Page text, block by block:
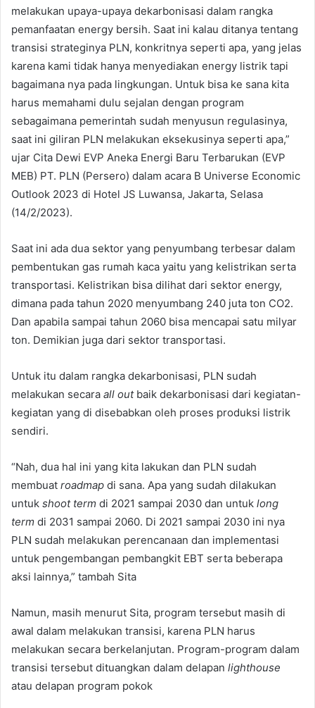
melakukan upaya-upaya dekarbonisasi dalam rangka
pemanfaatan energy bersih. Saat ini kalau ditanya tentang
transisi strateginya PLN, konkritnya seperti apa, yang jelas
karena kami tidak hanya menyediakan energy listrik tapi
bagaimana nya pada lingkungan. Untuk bisa ke sana kita
harus memahami dulu sejalan dengan program
sebagaimana pemerintah sudah menyusun regulasinya,
saat ini giliran PLN melakukan eksekusinya seperti apa,”
ujar Cita Dewi EVP Aneka Energi Baru Terbarukan (EVP
MEB) PT. PLN (Persero) dalam acara B Universe Economic
Outlook 2023 di Hotel JS Luwansa, Jakarta, Selasa
(14/2/2023).
Saat ini ada dua sektor yang penyumbang terbesar dalam
pembentukan gas rumah kaca yaitu yang kelistrikan serta
transportasi. Kelistrikan bisa dilihat dari sektor energy,
dimana pada tahun 2020 menyumbang 240 juta ton CO2.
Dan apabila sampai tahun 2060 bisa mencapai satu milyar
ton. Demikian juga dari sektor transportasi.
Untuk itu dalam rangka dekarbonisasi, PLN sudah
melakukan secara all outbaik dekarbonisasi dari kegiatan-
kegiatan yang di disebabkan oleh proses produksi listrik
sendiri.
“Nah, dua hal ini yang kita lakukan dan PLN sudah
membuat roadmap di sana. Apa yang sudah dilakukan
untuk shoot term di 2021 sampai 2030 dan untuk long
term di 2031 sampai 2060. Di 2021 sampai 2030 ini nya
PLN sudah melakukan perencanaan dan implementasi
untuk pengembangan pembangkit EBT serta beberapa
aksi lainnya,” tambah Sita
Namun, masih menurut Sita, program tersebut masih di
awal dalam melakukan transisi, karena PLN harus
melakukan secara berkelanjutan. Program-program dalam
transisi tersebut dituangkan dalam delapan lighthouse
atau delapan program pokok